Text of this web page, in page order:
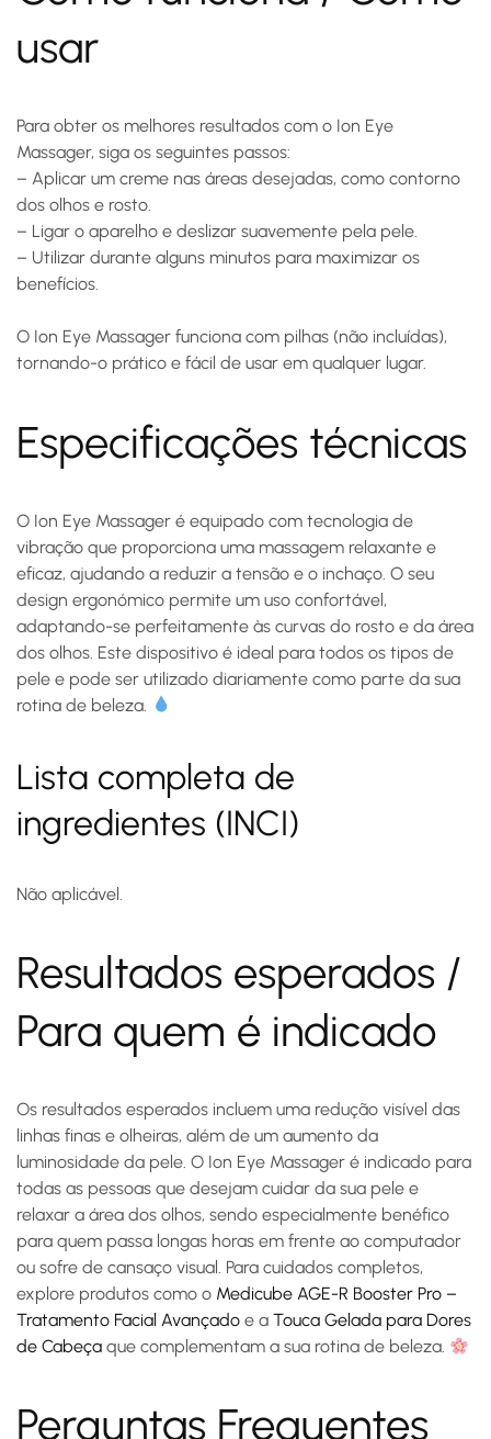
usar
Para obter os melhores resultados com o Ion Eye
Massager, siga os seguintes passos:
– Aplicar um creme nas áreas desejadas, como contorno
dos olhos e rosto.
– Ligar o aparelho e deslizar suavemente pela pele.
– Utilizar durante alguns minutos para maximizar os
benefícios.
O Ion Eye Massager funciona com pilhas (não incluídas),
tornando-o prático e fácil de usar em qualquer lugar.
Especificações técnicas
O Ion Eye Massager é equipado com tecnologia de
vibração que proporciona uma massagem relaxante e
eficaz, ajudando a reduzir a tensão e o inchaço. O seu
design ergonómico permite um uso confortável,
adaptando-se perfeitamente às curvas do rosto e da área
dos olhos. Este dispositivo é ideal para todos os tipos de
pele e pode ser utilizado diariamente como parte da sua
rotina de beleza.
Lista completa de
ingredientes (INCI)
Não aplicável.
Resultados esperados /
Para quem é indicado
Os resultados esperados incluem uma redução visível das
linhas finas e olheiras, além de um aumento da
luminosidade da pele. O Ion Eye Massager é indicado para
todas as pessoas que desejam cuidar da sua pele e
relaxar a área dos olhos, sendo especialmente benéfico
para quem passa longas horas em frente ao computador
ou sofre de cansaço visual. Para cuidados completos,
explore produtos como o Medicube AGE-R Booster Pro –
Tratamento Facial Avançado e a Touca Gelada para Dores
de Cabeça que complementam a sua rotina de beleza.
Perguntas Frequentes